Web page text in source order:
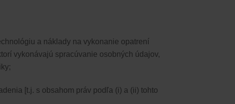
a náklady na vykonanie opatrení
vykonávajú spracúvanie osobných údajov,
​​ [t.j. s obsahom práv podľa (i) a (ii) tohto